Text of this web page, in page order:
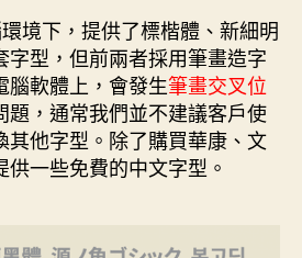
境下，提供了標楷體、新細明
字型，但前兩者採用筆畫造字
腦軟體上，會發生筆畫交叉位
題，通常我們並不建議客戶使
其他字型。除了購買華康、文
一些免費的中文字型。